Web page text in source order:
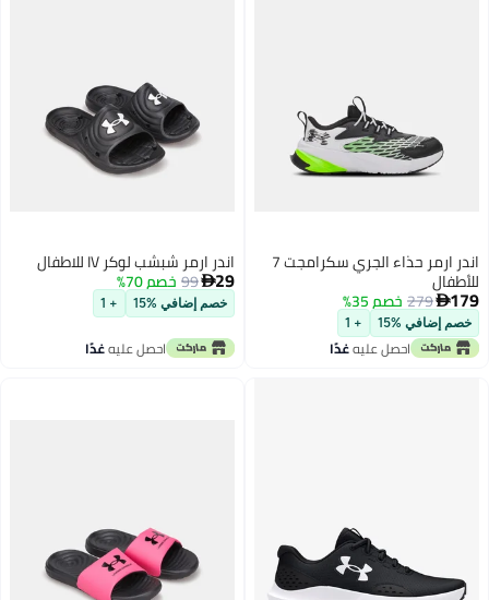
اندر ارمر حذاء الجري سكرامجت 7
للأطفال
179
279خصم 35%
خصم إضافي %15 + 1
احصل عليهغدًا
اندر ارمر شبشب لوكر IV للاطفال
29
99خصم 70%
خصم إضافي %15 + 1
احصل عليهغدًا